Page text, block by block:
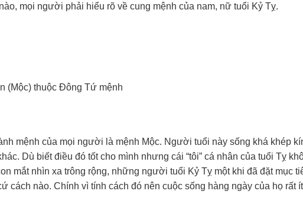
mọi người phải hiểu rõ về cung mệnh của nam, nữ tuổi Kỷ Tỵ.
(Mộc) thuộc Đông Tứ mệnh
mệnh của mọi người là mệnh Mộc. Người tuổi này sống khá khép
Dù biết điều đó tốt cho mình nhưng cái “tôi” cá nhân của tuổi Tỵ
mắt nhìn xa trông rộng, những người tuổi Kỷ Tỵ một khi đã đặt mục
cách nào. Chính vì tính cách đó nên cuộc sống hàng ngày của họ rất